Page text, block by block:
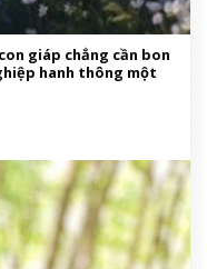
giáp chẳng cần bon
hanh thông một